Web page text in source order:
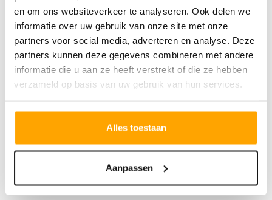
en om ons websiteverkeer te analyseren. Ook delen we
informatie over uw gebruik van onze site met onze
partners voor social media, adverteren en analyse. Deze
partners kunnen deze gegevens combineren met andere
informatie die u aan ze heeft verstrekt of die ze hebben
verzameld op basis van uw gebruik van hun services.
Alles toestaan
Aanpassen
Kenmerken
OVERDRACHT
Status
€ 740.000,- v.o.n.